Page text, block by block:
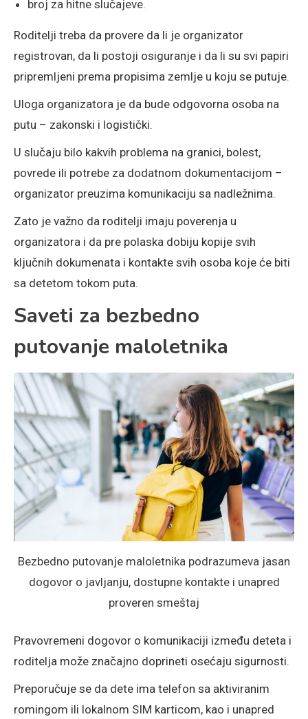
broj za hitne slučajeve.
Roditelji treba da provere da li je organizator
registrovan, da li postoji osiguranje i da li su svi papiri
pripremljeni prema propisima zemlje u koju se putuje.
Uloga organizatora je da bude odgovorna osoba na
putu – zakonski i logistički.
U slučaju bilo kakvih problema na granici, bolest,
povrede ili potrebe za dodatnom dokumentacijom –
organizator preuzima komunikaciju sa nadležnima.
Zato je važno da roditelji imaju poverenja u
organizatora i da pre polaska dobiju kopije svih
ključnih dokumenata i kontakte svih osoba koje će biti
sa detetom tokom puta.
Saveti za bezbedno
putovanje maloletnika
Bezbedno putovanje maloletnika podrazumeva jasan
dogovor o javljanju, dostupne kontakte i unapred
proveren smeštaj
Pravovremeni dogovor o komunikaciji između deteta i
roditelja može značajno doprineti osećaju sigurnosti.
Preporučuje se da dete ima telefon sa aktiviranim
romingom ili lokalnom SIM karticom, kao i unapred